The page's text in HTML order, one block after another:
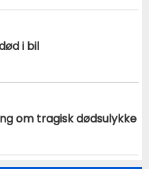
i bil
om tragisk dødsulykke